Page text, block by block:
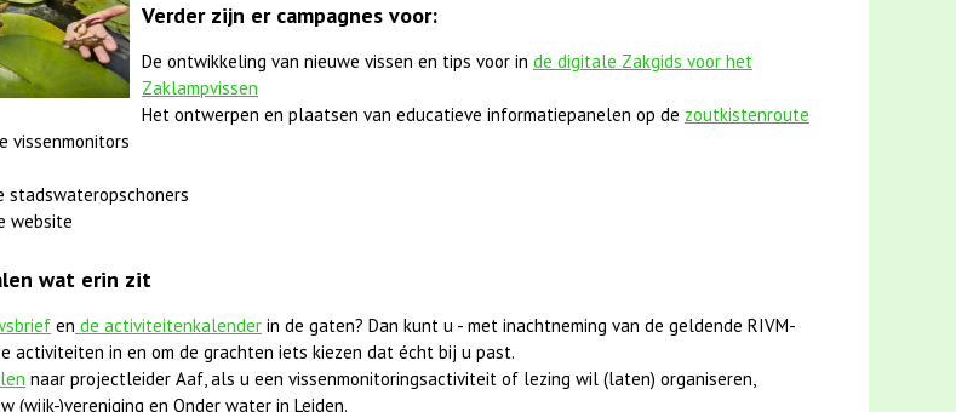
Verder zijn er campagnes voor:
De ontwikkeling van nieuwe vissen en tips voor in de digitale Zakgids voor het
Zaklampvissen
Het ontwerpen en plaatsen van educatieve informatiepanelen op de zoutkistenroute
vissenmonitors
stadswateropschoners
website
wat erin zit
en de activiteitenkalender in de gaten? Dan kunt u - met inachtneming van de geldende RIVM-
activiteiten in en om de grachten iets kiezen dat écht bij u past.
naar projectleider Aaf, als u een vissenmonitoringsactiviteit of lezing wil (laten) organiseren,
(wijk-)vereniging en Onder water in Leiden.